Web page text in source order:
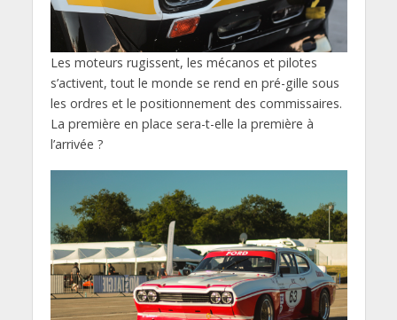
Les moteurs rugissent, les mécanos et pilotes
s’activent, tout le monde se rend en pré-gille sous
les ordres et le positionnement des commissaires.
La première en place sera-t-elle la première à
l’arrivée ?